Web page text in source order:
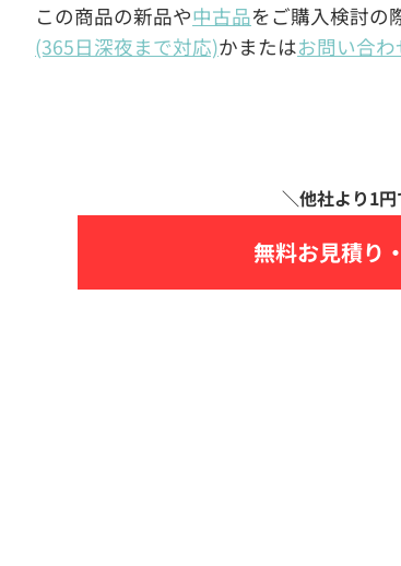
この商品の新品や中古品をご購入検討の
(365日深夜まで対応)かまたはお問い合
無料お見積り・